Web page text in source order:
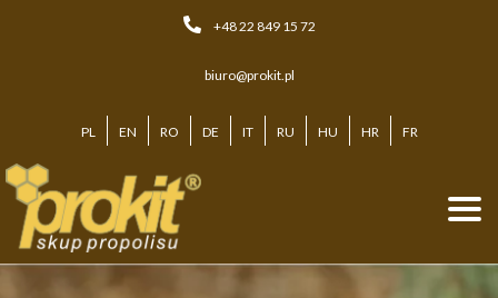
+48 22 849 15 72
biuro@prokit.pl
PL EN RO DE IT RU HU HR FR